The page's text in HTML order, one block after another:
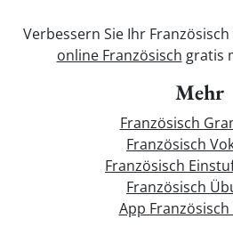
Verbessern Sie Ihr
online Französisch gratis
Mehr
Französisch
Französisch
Französisch
Französisch
App